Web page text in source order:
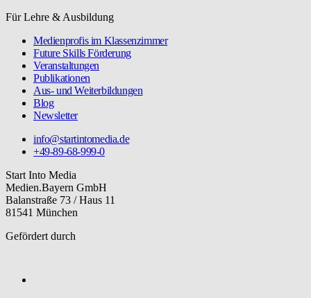
Für Lehre & Ausbildung
Medienprofis im Klassenzimmer
Future Skills Förderung
Veranstaltungen
Publikationen
Aus- und Weiterbildungen
Blog
Newsletter
info@startintomedia.de
+49-89-68-999-0
Start Into Media
Medien.Bayern GmbH
Balanstraße 73 / Haus 11
81541 München
Gefördert durch